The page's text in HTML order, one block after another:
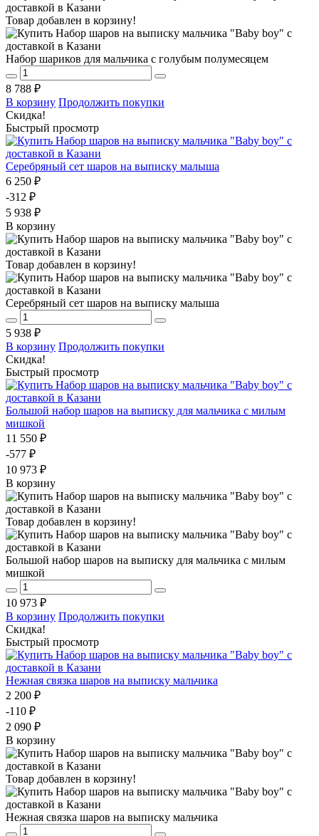
Товар добавлен в корзину!
Набор шариков для мальчика с голубым полумесяцем
8 788 ₽
В корзину Продолжить покупки
Скидка!
Быстрый просмотр
Серебряный сет шаров на выписку малыша
6 250 ₽
-312 ₽
5 938 ₽
В корзину
Товар добавлен в корзину!
Серебряный сет шаров на выписку малыша
5 938 ₽
В корзину Продолжить покупки
Скидка!
Быстрый просмотр
Большой набор шаров на выписку для мальчика с милым
мишкой
11 550 ₽
-577 ₽
10 973 ₽
В корзину
Товар добавлен в корзину!
Большой набор шаров на выписку для мальчика с милым
мишкой
10 973 ₽
В корзину Продолжить покупки
Скидка!
Быстрый просмотр
Нежная связка шаров на выписку мальчика
2 200 ₽
-110 ₽
2 090 ₽
В корзину
Товар добавлен в корзину!
Нежная связка шаров на выписку мальчика